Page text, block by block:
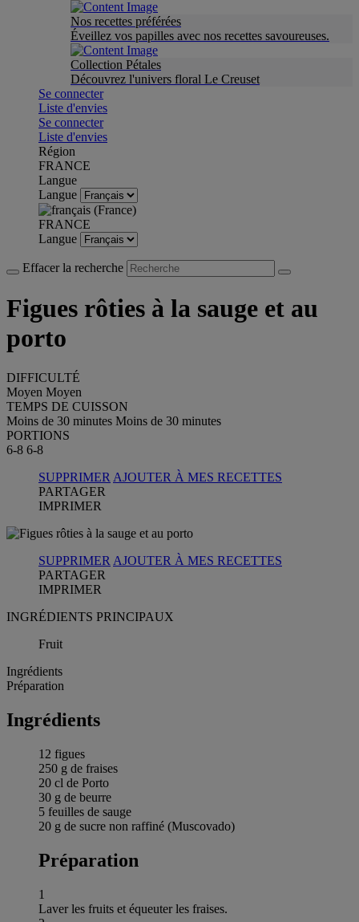
Nos recettes préférées
Éveillez vos papilles avec nos recettes savoureuses.
Collection Pétales
Découvrez l'univers floral Le Creuset
Se connecter
Liste d'envies
Se connecter
Liste d'envies
Région
FRANCE
Langue
Langue
FRANCE
Langue
Effacer la recherche
Figues rôties à la sauge et au
porto
DIFFICULTÉ
Moyen Moyen
TEMPS DE CUISSON
Moins de 30 minutes Moins de 30 minutes
PORTIONS
6-8 6-8
SUPPRIMER AJOUTER À MES RECETTES
PARTAGER
IMPRIMER
SUPPRIMER AJOUTER À MES RECETTES
PARTAGER
IMPRIMER
INGRÉDIENTS PRINCIPAUX
Fruit
Ingrédients
Préparation
Ingrédients
12 figues
250 g de fraises
20 cl de Porto
30 g de beurre
5 feuilles de sauge
20 g de sucre non raffiné (Muscovado)
Préparation
1
Laver les fruits et équeuter les fraises.